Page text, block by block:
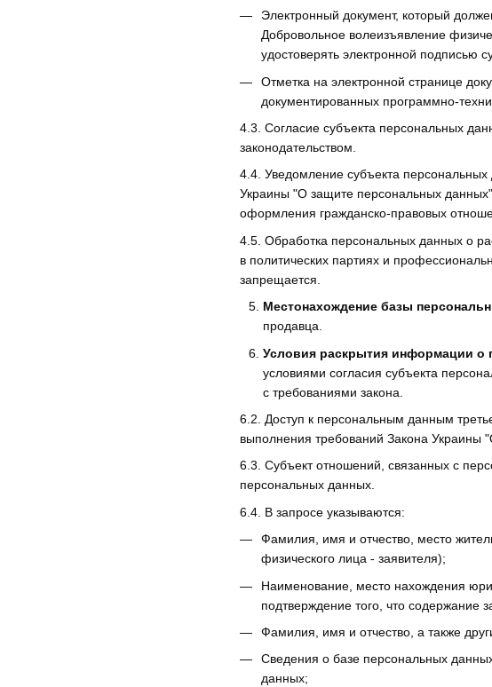
Электронный документ, который
Добровольное волеизъявление
удостоверять электронной подписью
Отметка на электронной странице
документированных программно-
4.3. Согласие субъекта персональных
законодательством.
4.4. Уведомление субъекта
Украины "О защите персональных
оформления гражданско-правовых
4.5. Обработка персональных данных о
в политических партиях и
запрещается.
Местонахождение базы
продавца.
Условия раскрытия информации о
условиями согласия субъекта
с требованиями закона.
6.2. Доступ к персональным данным
выполнения требований Закона Украины
6.3. Субъект отношений, связанных с
персональных данных.
6.4. В запросе указываются:
Фамилия, имя и отчество, место
физического лица - заявителя);
Наименование, место нахождения
подтверждение того, что содержание
Фамилия, имя и отчество, а также
Сведения о базе персональных
данных;